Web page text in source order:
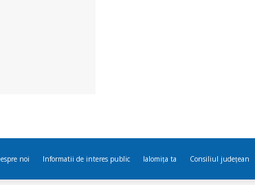
noi Informatii de interes public Ialomița ta Consiliul județean